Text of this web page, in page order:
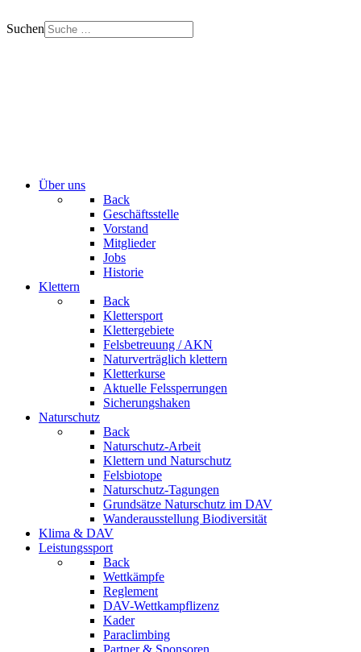
Suchen
Über uns
Back
Geschäftsstelle
Vorstand
Mitglieder
Jobs
Historie
Klettern
Back
Klettersport
Klettergebiete
Felsbetreuung / AKN
Naturverträglich klettern
Kletterkurse
Aktuelle Felssperrungen
Sicherungshaken
Naturschutz
Back
Naturschutz-Arbeit
Klettern und Naturschutz
Felsbiotope
Naturschutz-Tagungen
Grundsätze Naturschutz im DAV
Wanderausstellung Biodiversität
Klima & DAV
Leistungssport
Back
Wettkämpfe
Reglement
DAV-Wettkampflizenz
Kader
Paraclimbing